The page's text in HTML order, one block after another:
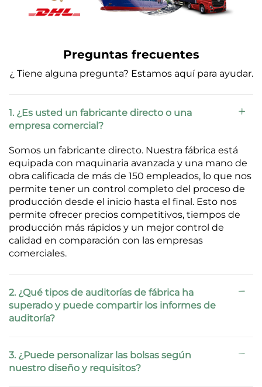
Preguntas frecuentes
¿ Tiene alguna pregunta? Estamos aquí para ayudar.
1. ¿Es usted un fabricante directo o una
empresa comercial?
Somos un fabricante directo. Nuestra fábrica está
equipada con maquinaria avanzada y una mano de
obra calificada de más de 150 empleados, lo que nos
permite tener un control completo del proceso de
producción desde el inicio hasta el final. Esto nos
permite ofrecer precios competitivos, tiempos de
producción más rápidos y un mejor control de
calidad en comparación con las empresas
comerciales.
2. ¿Qué tipos de auditorías de fábrica ha
superado y puede compartir los informes de
auditoría?
3. ¿Puede personalizar las bolsas según
nuestro diseño y requisitos?